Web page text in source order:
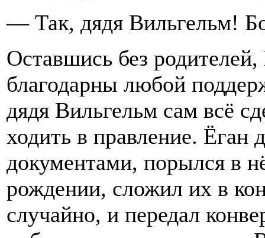
— Так, дядя Вильгельм!
Оставшись без
благодарны любой
дядя Вильгельм сам всё
ходить в правление. Ёган
документами, порылся в
рождении, сложил их в
случайно, и передал